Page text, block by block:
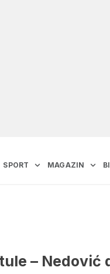
SPORT MAGAZIN
– Nedović